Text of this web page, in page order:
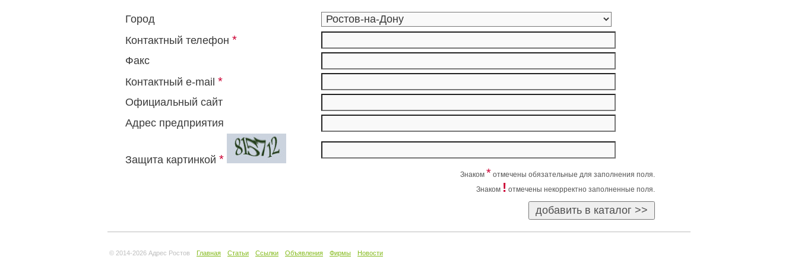
Город
Контактный телефон *
Факс
Контактный e-mail *
Официальный сайт
Адрес предприятия
Защита картинкой *
Знаком * отмечены обязательные для заполнения поля.
Знаком ! отмечены некорректно заполненные поля.
© 2014-2026 Адрес Ростов Главная Статьи Ссылки Объявления Фирмы Новости